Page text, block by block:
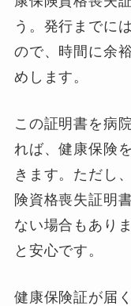
う。発行までに
ので、時間に余
めします。
この証明書を病
れば、健康保険
きます。ただし
険資格喪失証明
ない場合もあり
と安心です。
健康保険証が届